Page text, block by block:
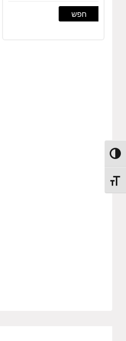
מתג ניגודיות גבוהה
מתג גודל גופן
חפש